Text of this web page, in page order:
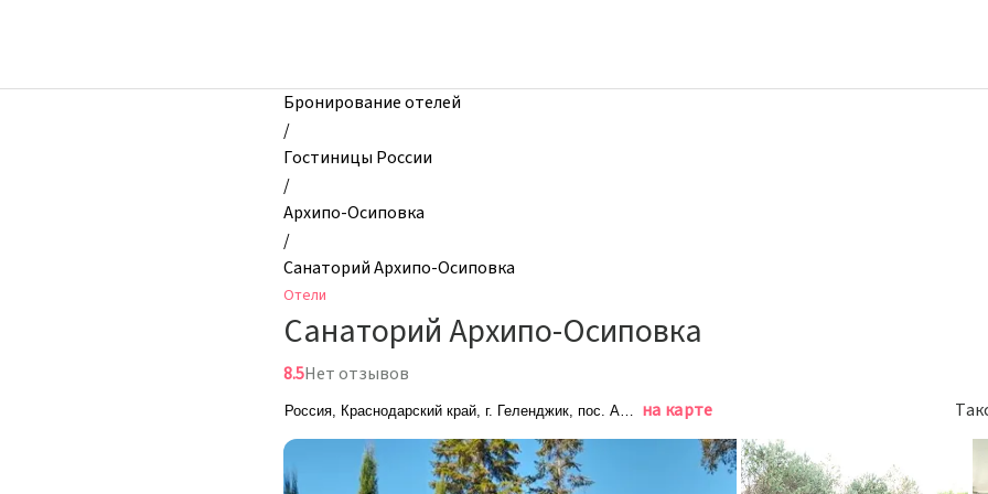
Санаторий
Бронирование отелей
/
Гостиницы России
/
Архипо-Осиповка
/
Санаторий Архипо-Осиповка
Отели
Санаторий Архипо-Осиповка
8.5Нет отзывов
Россия, Краснодарский край, г. Геленджик, пос. Архипо-Осиповка, ул. Санаторная, д. 40, Архипо-
на карте